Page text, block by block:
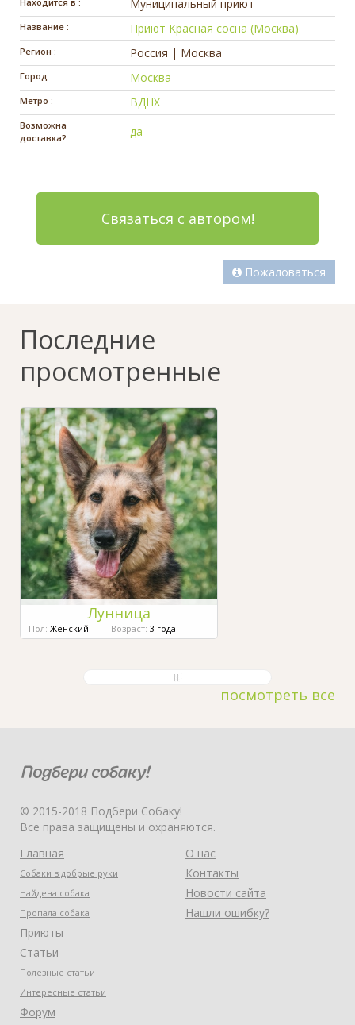
Муниципальный приют
Название : Приют Красная сосна (Москва)
Регион : Россия | Москва
Город : Москва
Метро : ВДНХ
Возможна
доставка? :
да
Связаться с автором!
Пожаловаться
Последние
просмотренные
Лунница
Пол: Женский Возраст: 3 года
посмотреть все
© 2015-2018 Подбери Собаку!
Все права защищены и охраняются.
Главная
Собаки в добрые руки
Найдена собака
Пропала собака
Приюты
Статьи
Полезные статьи
Интересные статьи
Форум
О нас
Контакты
Новости сайта
Нашли ошибку?